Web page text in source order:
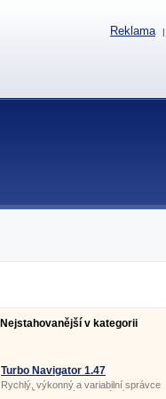
Nejstahovanější v kategorii
Turbo Navigator 1.47
Rychlý, výkonný a variabilní správce
souborů podobný legendárnímu
Reklama |